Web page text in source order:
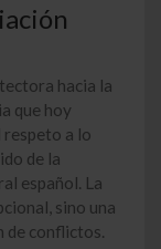
hacia la
que hoy
respeto a lo
de la
español. La
sino una
de conflictos.